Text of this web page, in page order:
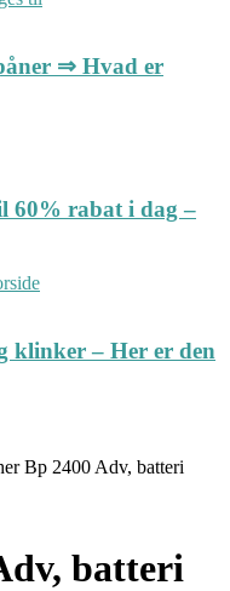
⇒ Hvad er
60% rabat i dag –
klinker – Her er den
Bp 2400 Adv, batteri
batteri